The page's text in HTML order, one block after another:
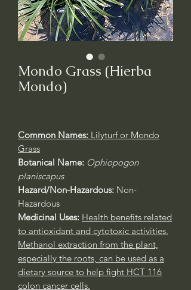
Mondo Grass (Hierba
Mondo)
Common Names: Lilyturf or Mondo
Grass
Botanical Name: Ophiopogon
planiscapus
Hazard/Non-Hazardous: Non-
Hazardous
Medicinal Uses: Health benefits related
to antioxidant and cytotoxic activities.
Methanol extraction from the plant,
especially the roots, can be used as a
dietary source to help fight HCT 116
colon cancer cells.